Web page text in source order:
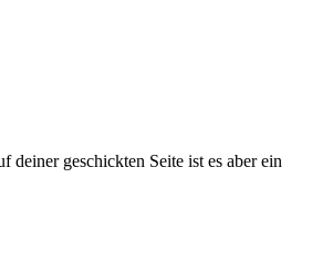
geschickten Seite ist es aber ein